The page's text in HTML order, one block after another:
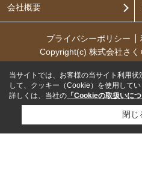
会社概要
プライバシーポリシー
Copyright(c) 株式会社さく
当サイトでは、お客様の当サイト利用
して、クッキー（Cookie）を使用してい
詳しくは、当社の 「Cookieの取扱いにつ
閉じ